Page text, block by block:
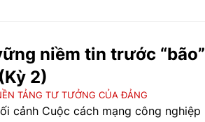
niềm tin trước
2)
TẢNG TƯ TƯỞNG CỦA ĐẢNG
cảnh Cuộc cách mạng công